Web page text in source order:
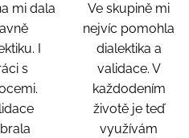
mi dala
I
s
Ve skupině mi
nejvíc pomohla
dialektika a
validace. V
každodením
životě je teď
využívám